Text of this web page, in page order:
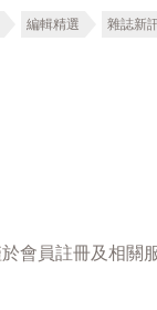
編輯精選 雜誌新
會員註冊及相關